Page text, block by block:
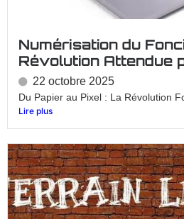
Numérisation du
Révolution Attendue
22 octobre 2025
Du Papier au Pixel : La Révolution
Lire plus